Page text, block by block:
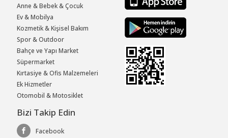
Anne & Bebek & Çocuk
Ev & Mobilya
Kozmetik & Kişisel Bakım
Spor & Outdoor
Bahçe ve Yapı Market
Süpermarket
Kırtasiye & Ofis Malzemeleri
Ek Hizmetler
Otomobil & Motosiklet
Bizi Takip Edin
Facebook